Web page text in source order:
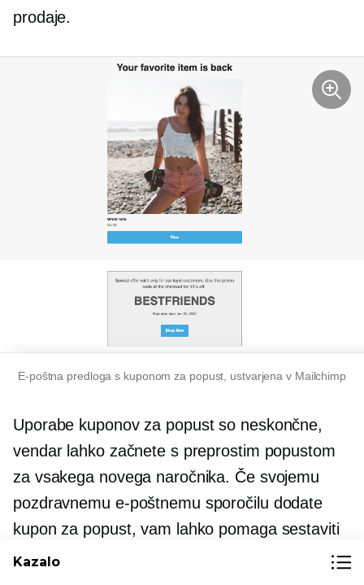
prodaje.
E-poštna predloga s kuponom za popust, ustvarjena v Mailchimp
Uporabe kuponov za popust so neskončne,
vendar lahko začnete s preprostim popustom
za vsakega novega naročnika. Če svojemu
pozdravnemu e-poštnemu sporočilu dodate
kupon za popust, vam lahko pomaga sestaviti
seznam in potencialne stranke hitreje
Kazalo